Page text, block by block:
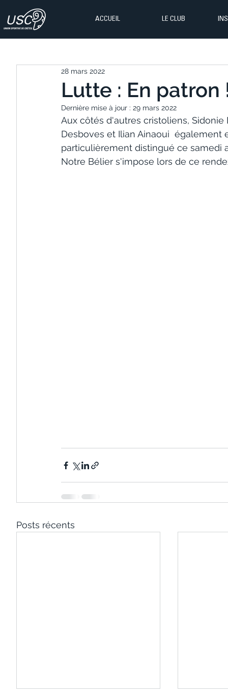
ACCUEIL LE CLUB
Lutte : En patron
28 mars 2022
Dernière mise à jour : 29 mars 2022
Aux côtés d'autres cristoliens,
Desboves et Ilian Ainaoui
particulièrement distingué ce samedi
Notre Bélier s'impose lors de ce
Posts récents